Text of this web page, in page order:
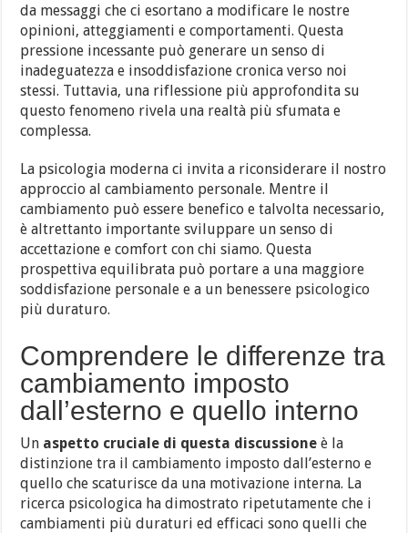
da messaggi che ci esortano a modificare le nostre
opinioni, atteggiamenti e comportamenti. Questa
pressione incessante può generare un senso di
inadeguatezza e insoddisfazione cronica verso noi
stessi. Tuttavia, una riflessione più approfondita su
questo fenomeno rivela una realtà più sfumata e
complessa.
La psicologia moderna ci invita a riconsiderare il nostro
approccio al cambiamento personale. Mentre il
cambiamento può essere benefico e talvolta necessario,
è altrettanto importante sviluppare un senso di
accettazione e comfort con chi siamo. Questa
prospettiva equilibrata può portare a una maggiore
soddisfazione personale e a un benessere psicologico
più duraturo.
Comprendere le differenze tra
cambiamento imposto
dall’esterno e quello interno
Un aspetto cruciale di questa discussione è la
distinzione tra il cambiamento imposto dall’esterno e
quello che scaturisce da una motivazione interna. La
ricerca psicologica ha dimostrato ripetutamente che i
cambiamenti più duraturi ed efficaci sono quelli che